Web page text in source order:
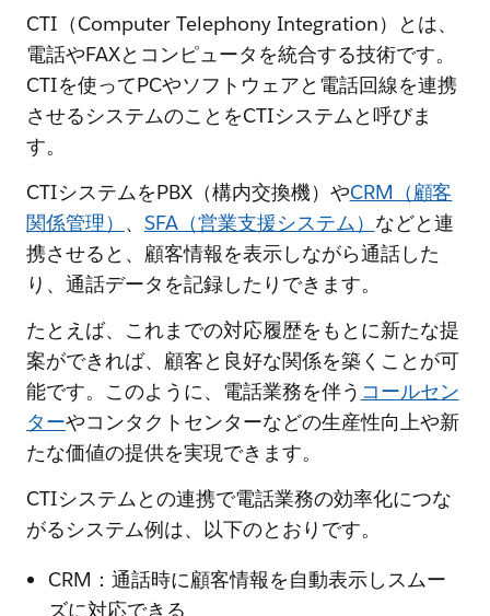
CTI（Computer Telephony Integration）とは、
電話やFAXとコンピュータを統合する技術です。
CTIを使ってPCやソフトウェアと電話回線を連携
させるシステムのことをCTIシステムと呼びま
す。
CTIシステムをPBX（構内交換機）やCRM（顧客
関係管理） 、 SFA（営業支援システム） などと連
携させると、顧客情報を表示しながら通話した
り、通話データを記録したりできます。
たとえば、これまでの対応履歴をもとに新たな提
案ができれば、顧客と良好な関係を築くことが可
能です。このように、電話業務を伴う コールセン
ターやコンタクトセンターなどの生産性向上や新
たな価値の提供を実現できます。
CTIシステムとの連携で電話業務の効率化につな
がるシステム例は、以下のとおりです。
CRM：通話時に顧客情報を自動表示しスムー
ズに対応できる